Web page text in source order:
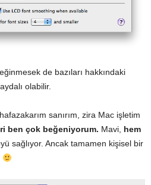
de bazıları hakkındaki
olabilir.
sanırım, zira Mac işletim
ben çok beğeniyorum. Mavi, hem
sağlıyor. Ancak tamamen kişisel bir